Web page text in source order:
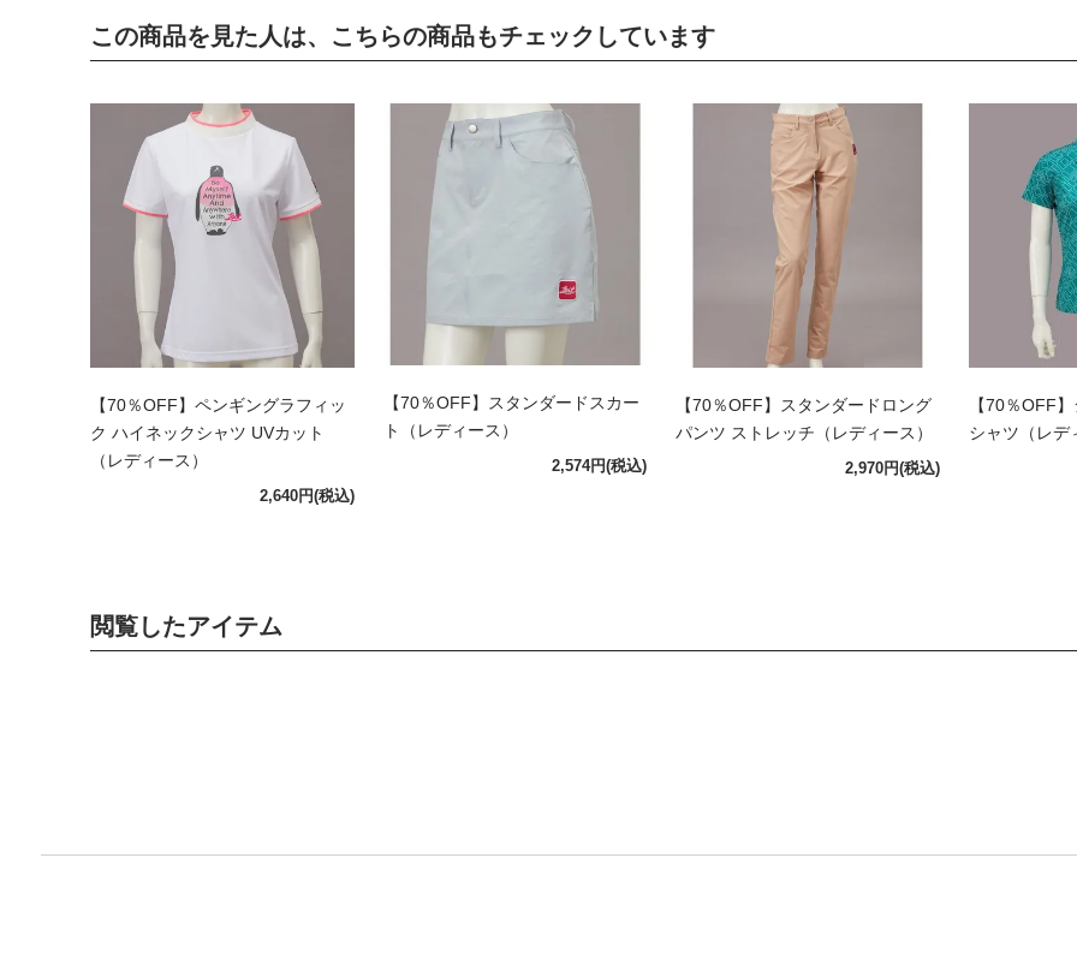
この商品を見た人は、こちらの商品もチェックしています
【70％OFF】ペンギングラフィッ
ク ハイネックシャツ UVカット
（レディース）
2,640円(税込)
【70％OFF】スタンダードスカー
ト（レディース）
2,574円(税込)
【70％OFF】スタンダードロング
パンツ ストレッチ（レディース）
2,970円(税込)
【70％OFF
シャツ（レデ
閲覧したアイテム